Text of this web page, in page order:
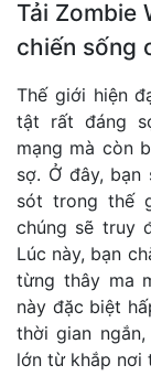
Tải Zombie
chiến sống
Thế giới hiện
tật rất đáng
mạng mà còn
sợ. Ở đây,
sót trong thế
chúng sẽ truy
Lúc này, bạn
từng thây ma
này đặc biệt
thời gian
lớn từ khắp nơi